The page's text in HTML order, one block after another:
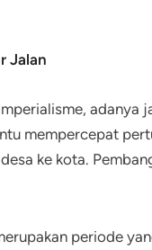
Jalan
mempercepat
ke kota.
periode